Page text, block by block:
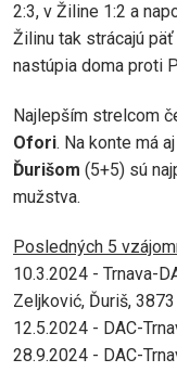
2:3, v Žiline 1:2 a
Žilinu tak strácajú
nastúpia doma proti
Najlepším strelcom
Ofori. Na konte má
Ďurišom (5+5) sú
mužstva.
Posledných 5
10.3.2024 - Trnava-
Zeljković, Ďuriš,
12.5.2024 - DAC-
28.9.2024 - DAC-